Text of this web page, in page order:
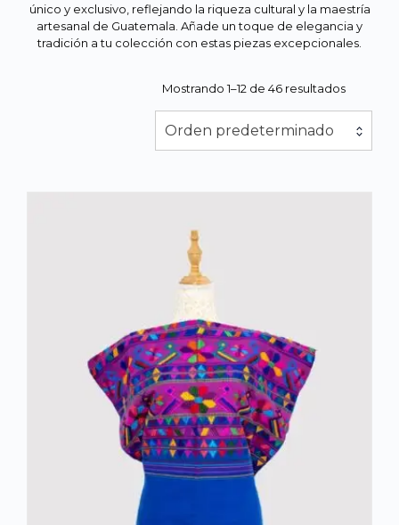
único y exclusivo, reflejando la riqueza cultural y la maestría
artesanal de Guatemala. Añade un toque de elegancia y
tradición a tu colección con estas piezas excepcionales.
Mostrando 1–12 de 46 resultados
Orden predeterminado